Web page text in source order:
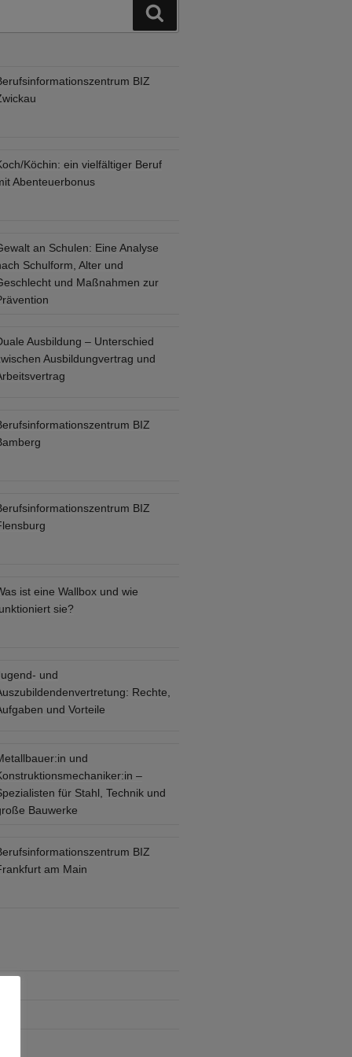
BIZ
Köchin: ein vielfältiger Beruf
Abenteuerbonus
an Schulen: Eine Analyse
Schulform, Alter und
und Maßnahmen zur
Ausbildung – Unterschied
Ausbildungvertrag und
BIZ
BIZ
ist eine Wallbox und wie
sie?
und
Rechte,
und Vorteile
und
–
für Stahl, Technik und
Bauwerke
BIZ
am Main